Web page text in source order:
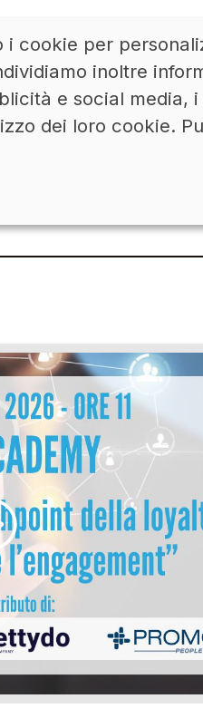
cookie per
inoltre
e social
dei loro cookie.